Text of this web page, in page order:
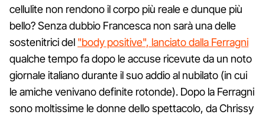
cellulite non rendono il corpo più reale e dunque più
bello? Senza dubbio Francesca non sarà una delle
sostenitrici del "body positive", lanciato dalla Ferragni
qualche tempo fa dopo le accuse ricevute da un noto
giornale italiano durante il suo addio al nubilato (in cui
le amiche venivano definite rotonde). Dopo la Ferragni
sono moltissime le donne dello spettacolo, da Chrissy